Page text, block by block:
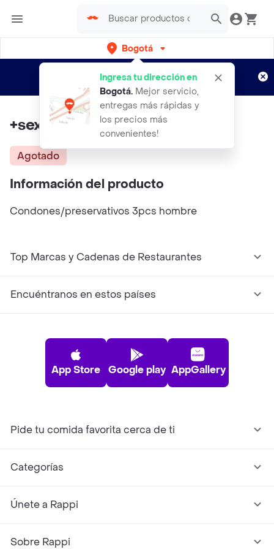
Bogotá
Ingresa tu dirección en
Bogotá. Mejor servicio,
entregas más rápidas y
los precios más
convenientes!
envíos gratis por semanas
Aplican TyC
+sex Power Condones
Agotado
Información del producto
Condones/preservativos 3pcs hombre
Top Marcas y Cadenas de Restaurantes
Encuéntranos en estos países
App Store Google play AppGallery
Pide tu comida favorita cerca de ti
Categorías
Únete a Rappi
Sobre Rappi